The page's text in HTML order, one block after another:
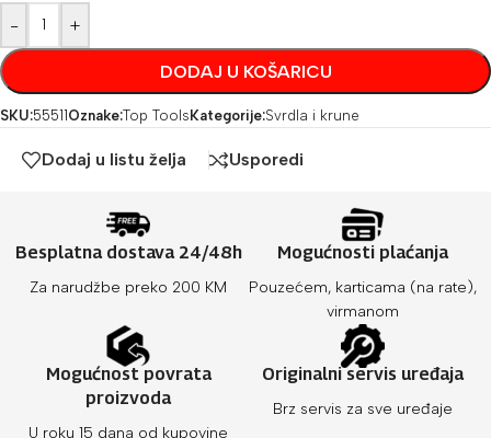
- +
DODAJ U KOŠARICU
SKU:55511 Oznake:Top Tools Kategorije:Svrdla i krune
Dodaj u listu želja Usporedi
Besplatna dostava 24/48h
Za narudžbe preko 200 KM
Mogućnosti plaćanja
Pouzećem, karticama (na rate),
virmanom
Mogućnost povrata
proizvoda
U roku 15 dana od kupovine
Originalni servis uređaja
Brz servis za sve uređaje